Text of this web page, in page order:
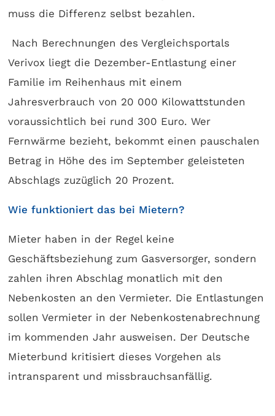
muss die Differenz selbst bezahlen.
Nach Berechnungen des Vergleichsportals
Verivox liegt die Dezember-Entlastung einer
Familie im Reihenhaus mit einem
Jahresverbrauch von 20 000 Kilowattstunden
voraussichtlich bei rund 300 Euro. Wer
Fernwärme bezieht, bekommt einen pauschalen
Betrag in Höhe des im September geleisteten
Abschlags zuzüglich 20 Prozent.
Wie funktioniert das bei Mietern?
Mieter haben in der Regel keine
Geschäftsbeziehung zum Gasversorger, sondern
zahlen ihren Abschlag monatlich mit den
Nebenkosten an den Vermieter. Die Entlastungen
sollen Vermieter in der Nebenkostenabrechnung
im kommenden Jahr ausweisen. Der Deutsche
Mieterbund kritisiert dieses Vorgehen als
intransparent und missbrauchsanfällig.